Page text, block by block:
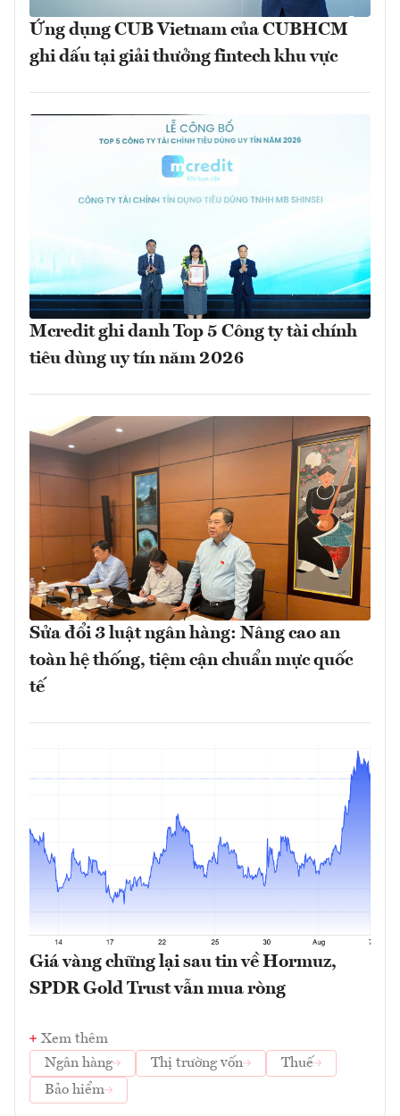
Ứng dụng CUB Vietnam của CUBHCM
ghi dấu tại giải thưởng fintech khu vực
Mcredit ghi danh Top 5 Công ty tài chính
tiêu dùng uy tín năm 2026
Sửa đổi 3 luật ngân hàng: Nâng cao an
toàn hệ thống, tiệm cận chuẩn mực quốc
tế
Giá vàng chững lại sau tin về Hormuz,
SPDR Gold Trust vẫn mua ròng
Xem thêm
Ngân hàng
Thị trường vốn
Thuế
Bảo hiểm